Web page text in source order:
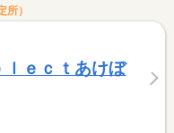
）
ｌｅｃｔあけぼ